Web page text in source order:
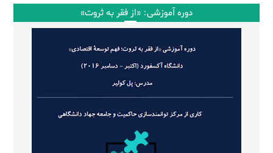
دوره آموزشی: «از فقر به ثروت»